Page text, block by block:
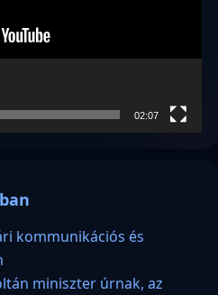
02:07
kommunikációs és
miniszter úrnak, az